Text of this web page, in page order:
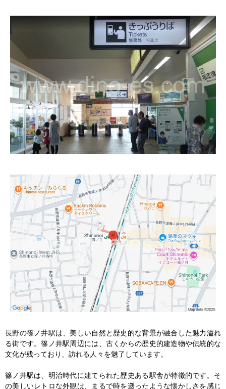
長野の篠ノ井駅は、美しい自然と歴史的な背景が融合した魅力溢れ
る街です。篠ノ井駅周辺には、古くからの歴史的建造物や伝統的な
文化が残っており、訪れる人々を魅了しています。
篠ノ井駅は、明治時代に建てられた歴史ある駅舎が特徴的です。そ
の美しいレトロな外観は、まるで時を遡ったような懐かしさを感じ